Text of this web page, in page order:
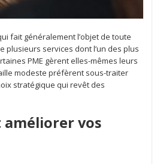
fait généralement l’objet de toute
plusieurs services dont l’un des plus
PME gèrent elles-mêmes leurs
modeste préfèrent sous-traiter
stratégique qui revêt des
vos